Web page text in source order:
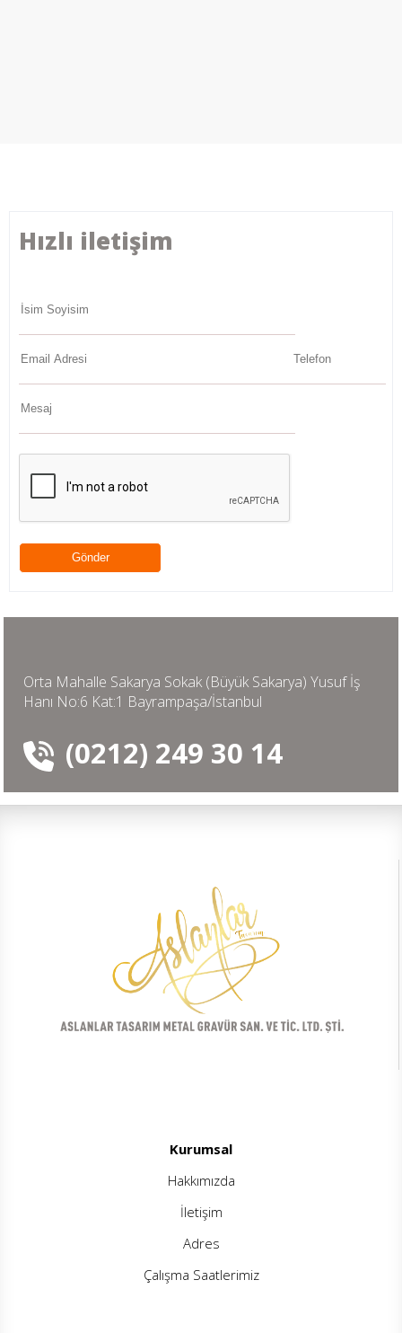
Hızlı iletişim
Orta Mahalle Sakarya Sokak (Büyük Sakarya) Yusuf İş
Hanı No:6 Kat:1 Bayrampaşa/İstanbul
(0212) 249 30 14
Kurumsal
Hakkımızda
İletişim
Adres
Çalışma Saatlerimiz